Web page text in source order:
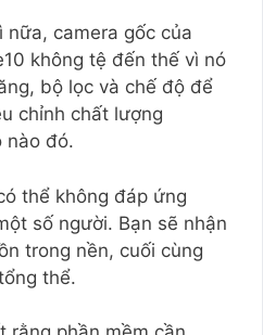
nữa, camera gốc của
không tệ đến thế vì nó
bộ lọc và chế độ để
chỉnh chất lượng
nào đó.
thể không đáp ứng
số người. Bạn sẽ nhận
trong nền, cuối cùng
thể.